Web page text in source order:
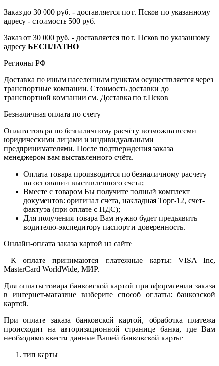
Заказ до 30 000 руб. - доставляется по г. Псков по указанному
адресу - стоимость 500 руб.
Заказ от 30 000 руб. - доставляется по г. Псков по указанному
адресу БЕСПЛАТНО
Регионы РФ
Доставка по иным населенным пунктам осуществляется через
транспортные компании. Стоимость доставки до
транспортной компании см. Доставка по г.Псков
Безналичная оплата по счету
Оплата товара по безналичному расчёту возможна всеми
юридическими лицами и индивидуальными
предпринимателями. После подтверждения заказа
менеджером вам выставленного счёта.
Оплата товара производится по безналичному расчету
на основании выставленного счета;
Вместе с товаром Вы получите полный комплект
документов: оригинал счета, накладная Торг-12, счет-
фактура (при оплате с НДС);
Для получения товара Вам нужно будет предъявить
водителю-экспедитору паспорт и доверенность.
Онлайн-оплата заказа картой на сайте
К оплате принимаются платежные карты: VISA Inc,
MasterCard WorldWide, МИР.
Для оплаты товара банковской картой при оформлении заказа
в интернет-магазине выберите способ оплаты: банковской
картой.
При оплате заказа банковской картой, обработка платежа
происходит на авторизационной странице банка, где Вам
необходимо ввести данные Вашей банковской карты:
тип карты